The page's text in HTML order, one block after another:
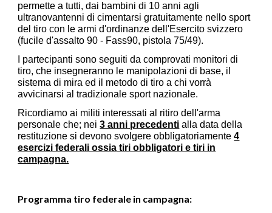
permette a tutti, dai bambini di 10 anni agli
ultranovantenni di cimentarsi gratuitamente nello sport
del tiro con le armi d'ordinanze dell'Esercito svizzero
(fucile d'assalto 90 - Fass90, pistola 75/49).
I partecipanti sono seguiti da comprovati monitori di
tiro, che insegneranno le manipolazioni di base, il
sistema di mira ed il metodo di tiro a chi vorrà
avvicinarsi al tradizionale sport nazionale.
Ricordiamo ai militi interessati al ritiro dell'arma
personale che; nei3 anni precedenti alla data della
restituzione si devono svolgere obbligatoriamente4
esercizi federali ossia tiri obbligatori e tiri in
campagna.
Programma tiro federale in campagna: